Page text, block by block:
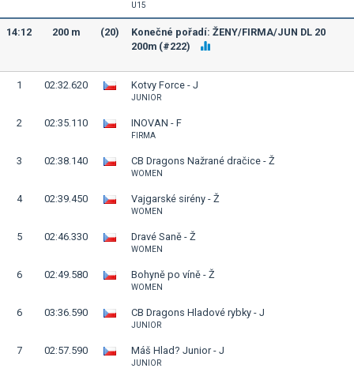
U15
14:12 200 m (20)
Konečné pořadí: ŽENY/FIRMA/JUN DL 20
200m (#222)
1 02:32.620 Kotvy Force - J
JUNIOR
2 02:35.110 INOVAN - F
FIRMA
3 02:38.140 CB Dragons Nažrané dračice - Ž
WOMEN
4 02:39.450 Vajgarské sirény - Ž
WOMEN
5 02:46.330 Dravé Saně - Ž
WOMEN
6 02:49.580 Bohyně po víně - Ž
WOMEN
6 03:36.590 CB Dragons Hladové rybky - J
JUNIOR
7 02:57.590 Máš Hlad? Junior - J
JUNIOR